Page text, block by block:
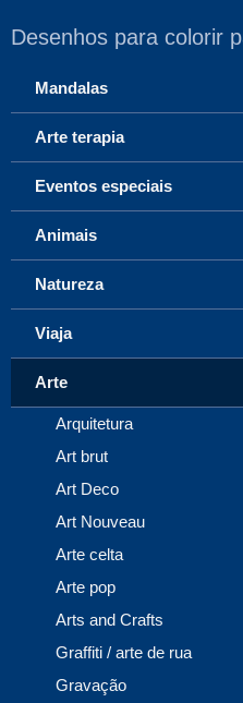
Desenhos para colorir
Mandalas
Arte terapia
Eventos especiais
Animais
Natureza
Viaja
Arte
Arquitetura
Art brut
Art Deco
Art Nouveau
Arte celta
Arte pop
Arts and Crafts
Graffiti / arte de rua
Gravação